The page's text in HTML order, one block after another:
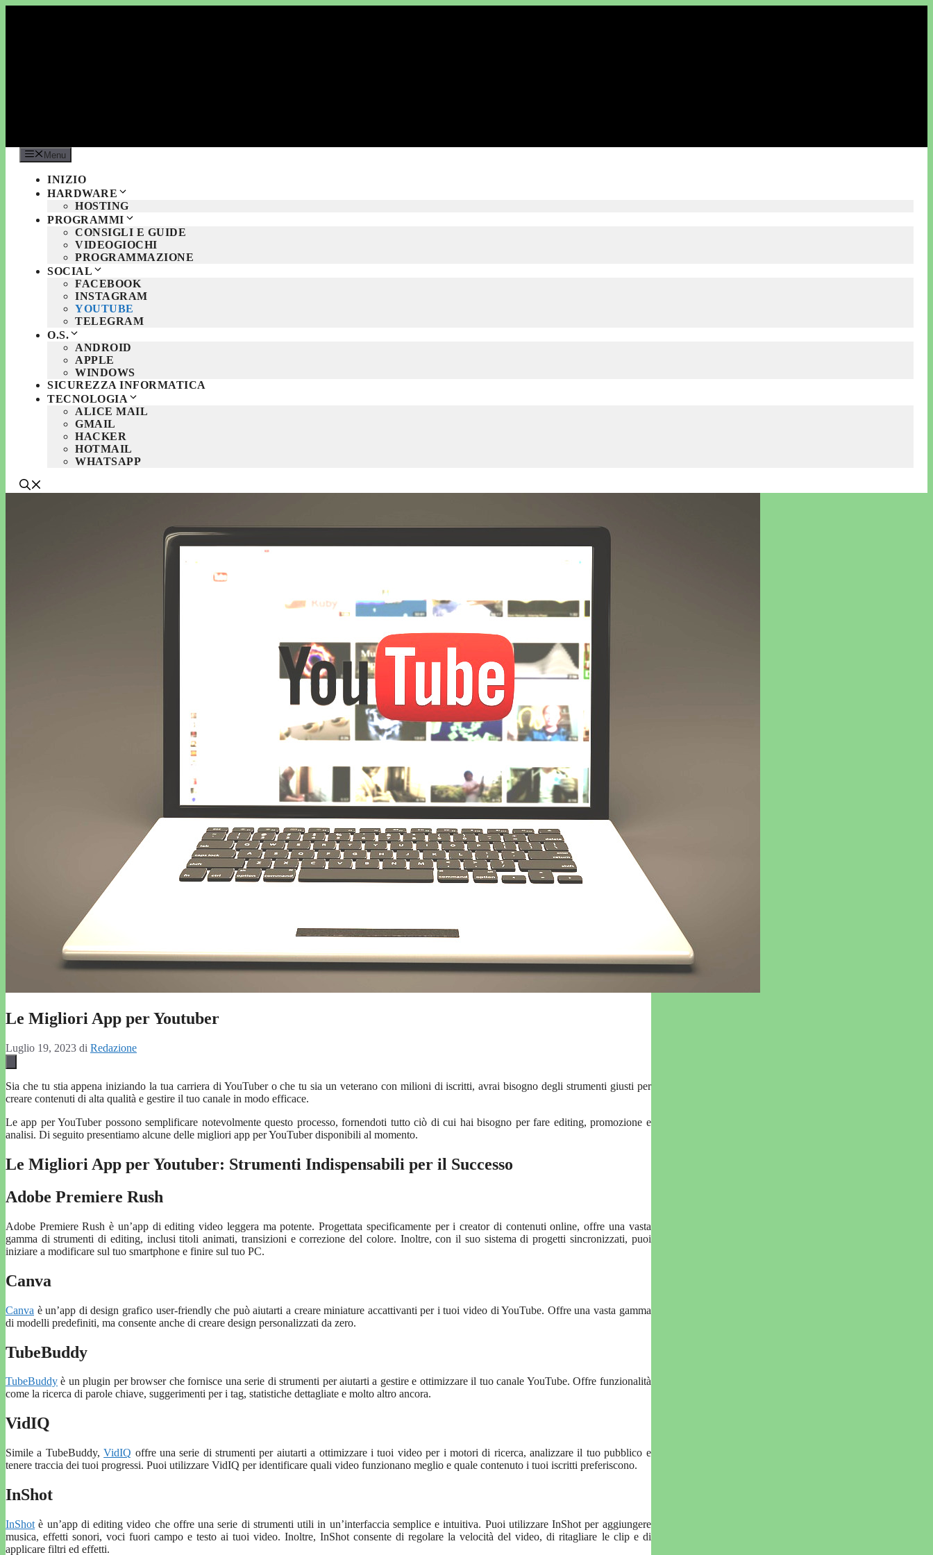
Menu
INIZIO
HARDWARE
HOSTING
PROGRAMMI
CONSIGLI E GUIDE
VIDEOGIOCHI
PROGRAMMAZIONE
SOCIAL
FACEBOOK
INSTAGRAM
YOUTUBE
TELEGRAM
O.S.
ANDROID
APPLE
WINDOWS
SICUREZZA INFORMATICA
TECNOLOGIA
ALICE MAIL
GMAIL
HACKER
HOTMAIL
WHATSAPP
Le Migliori App per Youtuber
Luglio 19, 2023 di Redazione
Sia che tu stia appena iniziando la tua carriera di YouTuber o che tu sia un veterano con milioni di iscritti, avrai bisogno degli strumenti giusti per
creare contenuti di alta qualità e gestire il tuo canale in modo efficace.
Le app per YouTuber possono semplificare notevolmente questo processo, fornendoti tutto ciò di cui hai bisogno per fare editing, promozione e
analisi. Di seguito presentiamo alcune delle migliori app per YouTuber disponibili al momento.
Le Migliori App per Youtuber: Strumenti Indispensabili per il Successo
Adobe Premiere Rush
Adobe Premiere Rush è un’app di editing video leggera ma potente. Progettata specificamente per i creator di contenuti online, offre una vasta
gamma di strumenti di editing, inclusi titoli animati, transizioni e correzione del colore. Inoltre, con il suo sistema di progetti sincronizzati, puoi
iniziare a modificare sul tuo smartphone e finire sul tuo PC.
Canva
Canva è un’app di design grafico user-friendly che può aiutarti a creare miniature accattivanti per i tuoi video di YouTube. Offre una vasta gamma
di modelli predefiniti, ma consente anche di creare design personalizzati da zero.
TubeBuddy
TubeBuddy è un plugin per browser che fornisce una serie di strumenti per aiutarti a gestire e ottimizzare il tuo canale YouTube. Offre funzionalità
come la ricerca di parole chiave, suggerimenti per i tag, statistiche dettagliate e molto altro ancora.
VidIQ
Simile a TubeBuddy,VidIQ offre una serie di strumenti per aiutarti a ottimizzare i tuoi video per i motori di ricerca, analizzare il tuo pubblico e
tenere traccia dei tuoi progressi. Puoi utilizzare VidIQ per identificare quali video funzionano meglio e quale contenuto i tuoi iscritti preferiscono.
InShot
InShot è un’app di editing video che offre una serie di strumenti utili in un’interfaccia semplice e intuitiva. Puoi utilizzare InShot per aggiungere
musica, effetti sonori, voci fuori campo e testo ai tuoi video. Inoltre, InShot consente di regolare la velocità del video, di ritagliare le clip e di
applicare filtri ed effetti.